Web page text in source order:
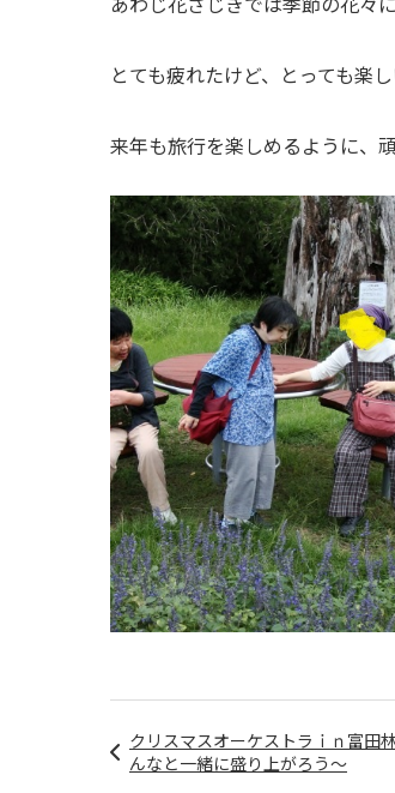
とても疲れたけど、とっても楽
来年も旅行を楽しめるように、
クリスマスオーケストラｉｎ富
んなと一緒に盛り上がろう～